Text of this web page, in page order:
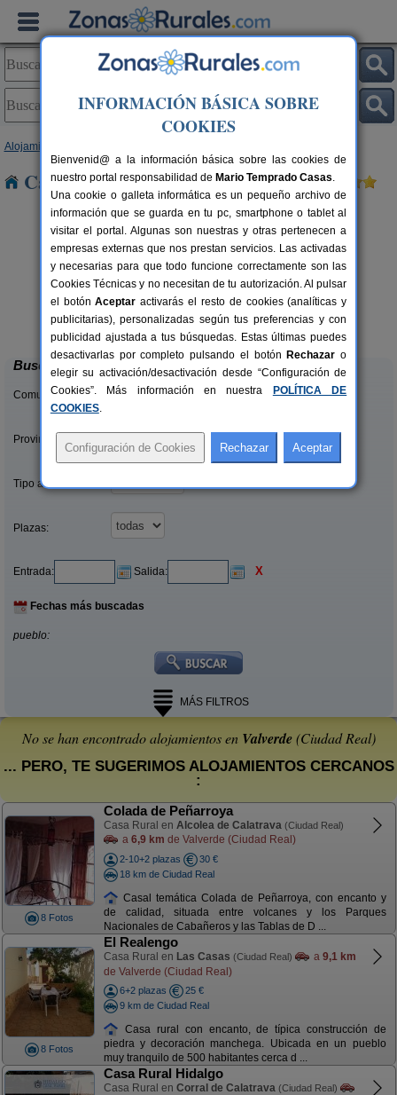
Alojamientos
Casas Rurales cerca de Valverde
15 pers.
desde26 €
Alojamiento Rural Villa Olalla
Cinco Casas (Ciudad Real)
Buscar
Comunidades:
Provincias/Islas:
Tipo alquiler:
Plazas:
Entrada: Salida: X
Fechas más buscadas
pueblo:
MÁS FILTROS
No se han encontrado alojamientos en Valverde(Ciudad Real)
... PERO, TE SUGERIMOS ALOJAMIENTOS CERCANOS
:
8 Fotos
Colada de Peñarroya
Casa Rural en Alcolea de Calatrava (Ciudad Real)
a 6,9 km de Valverde (Ciudad Real)
2-10+2 plazas
30 €
18 km de Ciudad Real
Casal temática Colada de Peñarroya, con encanto y
de calidad, situada entre volcanes y los Parques
Nacionales de Cabañeros y las Tablas de D ...
8 Fotos
El Realengo
Casa Rural en Las Casas (Ciudad Real) a 9,1 km
de Valverde (Ciudad Real)
6+2 plazas
25 €
9 km de Ciudad Real
Casa rural con encanto, de típica construcción de
piedra y decoración manchega. Ubicada en un pueblo
muy tranquilo de 500 habitantes cerca d ...
Casa Rural Hidalgo
Casa Rural en Corral de Calatrava (Ciudad Real)
INFORMACIÓN BÁSICA SOBRE
COOKIES
Bienvenid@ a la información básica sobre las cookies de
nuestro portal responsabilidad de Mario Temprado Casas.
Una cookie o galleta informática es un pequeño archivo de
información que se guarda en tu pc, smartphone o tablet al
visitar el portal. Algunas son nuestras y otras pertenecen a
empresas externas que nos prestan servicios. Las activadas
y necesarias para que todo funcione correctamente son las
Cookies Técnicas y no necesitan de tu autorización. Al pulsar
el botónAceptar activarás el resto de cookies (analíticas y
publicitarias), personalizadas según tus preferencias y con
publicidad ajustada a tus búsquedas. Estas últimas puedes
desactivarlas por completo pulsando el botón Rechazar o
elegir su activación/desactivación desde “Configuración de
Cookies”. Más información en nuestra
POLÍTICA DE
COOKIES.